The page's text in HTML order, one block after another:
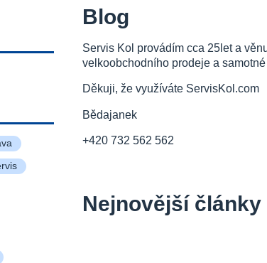
Blog
Servis Kol provádím cca 25let a
velkoobchodního prodeje a
Děkuji, že využíváte ServisKol.com
Bědajanek
+420 732 562 562
Nejnovější články